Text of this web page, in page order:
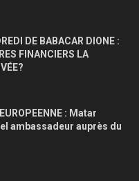
DE BABACAR DIONE :
FINANCIERS LA
: Matar
ambassadeur auprès du